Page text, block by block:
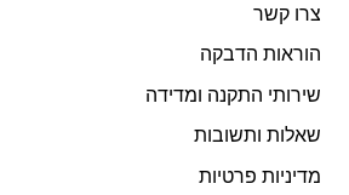
צרו קשר
הוראות הדבקה
שירותי התקנה ומדידה
שאלות ותשובות
מדיניות פרטיות